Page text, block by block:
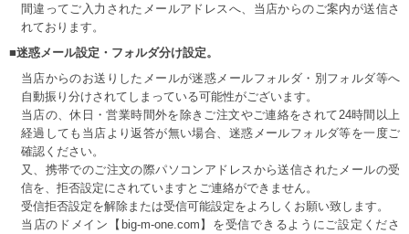
間違ってご入力されたメールアドレスへ、当店からのご案内が送信さ
れております。
■迷惑メール設定・フォルダ分け設定。
当店からのお送りしたメールが迷惑メールフォルダ・別フォルダ等へ
自動振り分けされてしまっている可能性がございます。
当店の、休日・営業時間外を除きご注文やご連絡をされて24時間以上
経過しても当店より返答が無い場合、迷惑メールフォルダ等を一度ご
確認ください。
又、携帯でのご注文の際パソコンアドレスから送信されたメールの受
信を、拒否設定にされていますとご連絡ができません。
受信拒否設定を解除または受信可能設定をよろしくお願い致します。
当店のドメイン【big-m-one.com】を受信できるようにご設定くださ